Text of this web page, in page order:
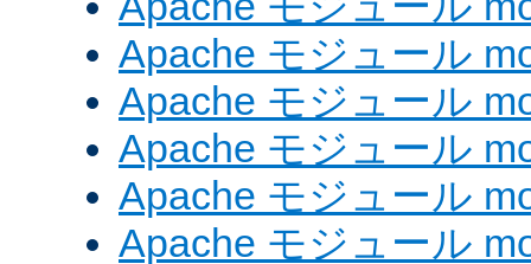
Apache モジュール
Apache モジュール
Apache モジュール
Apache モジュール
Apache モジュール